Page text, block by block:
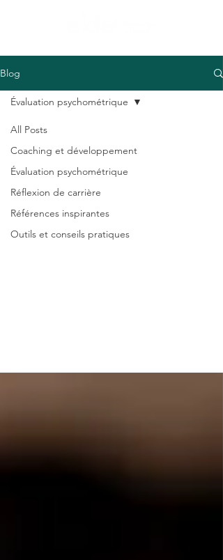
Blog
All Posts
Coaching et développement
Évaluation psychométrique
Réflexion de carrière
Références inspirantes
Outils et conseils pratiques
Évaluation psychométrique